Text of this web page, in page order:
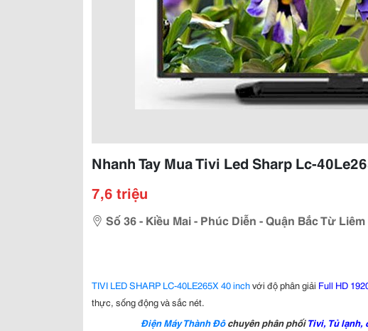
Nhanh Tay Mua Tivi Led Sharp Lc-
7,6 triệu
Số 36 - Kiều Mai - Phúc Diễn - Quận Bắc Từ
TIVI LED SHARP LC-40LE265X 40 inchvới độ phân giải Full HD
thực, sống động và sắc nét.
Điện Máy Thành Đôchuyên phân phốiTivi, Tủ lạnh,